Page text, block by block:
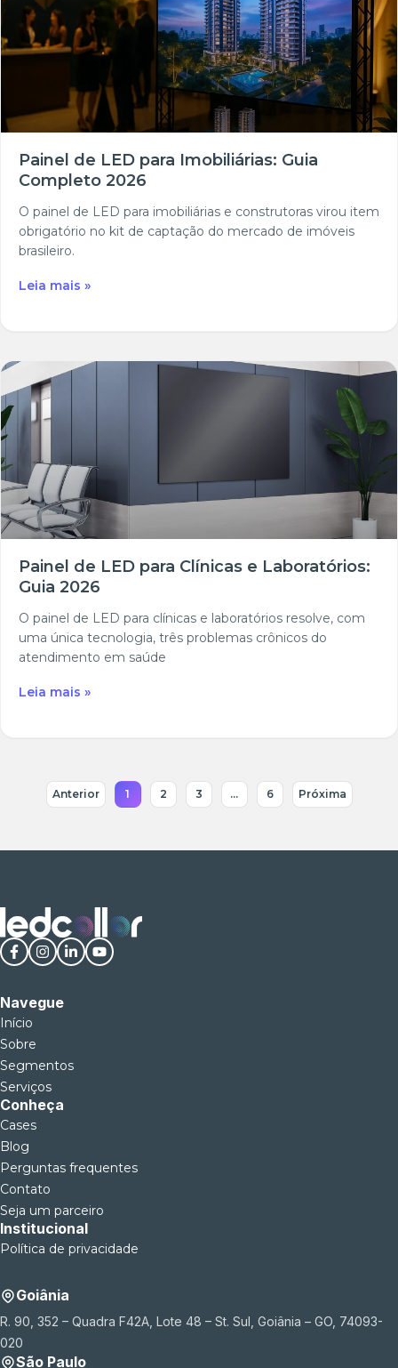
Painel de LED para Imobiliárias: Guia
Completo 2026
O painel de LED para imobiliárias e construtoras virou item
obrigatório no kit de captação do mercado de imóveis
brasileiro.
Leia mais »
Painel de LED para Clínicas e Laboratórios:
Guia 2026
O painel de LED para clínicas e laboratórios resolve, com
uma única tecnologia, três problemas crônicos do
atendimento em saúde
Leia mais »
Anterior 1 2 3 … 6 Próxima
Navegue
Início
Sobre
Segmentos
Serviços
Conheça
Cases
Blog
Perguntas frequentes
Contato
Seja um parceiro
Institucional
Política de privacidade
Goiânia
R. 90, 352 – Quadra F42A, Lote 48 – St. Sul, Goiânia – GO, 74093-
020
São Paulo